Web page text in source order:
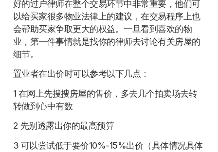
好的过户律师在整个交易环节中非常重要，他们可
以给买家很多物业法律上的建议，在交易程序上也
会帮助买家争取更大的权益。一旦看到喜欢的物
业，第一件事情就是找你的律师去讨论有关房屋的
细节。
置业者在出价时可以参考以下几点：
1 在网上先搜搜房屋的售价，多去几个拍卖场去转
转做到心中有数
2 先别透露出你的最高预算
3 可以尝试低于要价10%-15%出价（具体情况具体